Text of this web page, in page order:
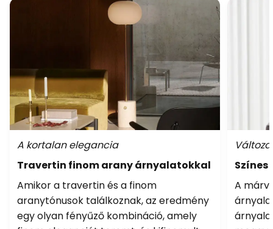
A kortalan elegancia
Travertin finom arany árnyalatokkal
Amikor a travertin és a finom
aranytónusok találkoznak, az eredmény
egy olyan fényűző kombináció, amely
A